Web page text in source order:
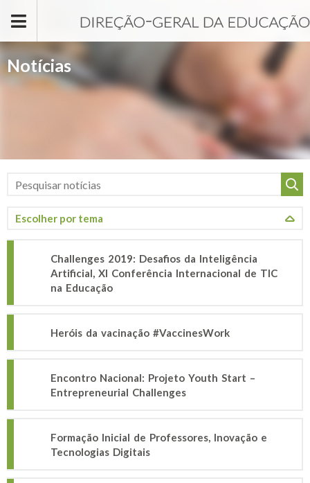
Notícias
Challenges 2019: Desafios da Inteligência
Artificial, XI Conferência Internacional de TIC
na Educação
Heróis da vacinação #VaccinesWork
Encontro Nacional: Projeto Youth Start –
Entrepreneurial Challenges
Formação Inicial de Professores, Inovação e
Tecnologias Digitais